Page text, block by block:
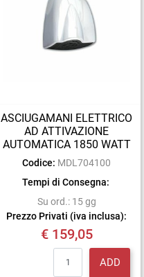
ASCIUGAMANI ELETTRICO
AD ATTIVAZIONE
AUTOMATICA 1850 WATT
Codice: MDL704100
Tempi di Consegna:
Su ord.: 15 gg
Prezzo Privati (iva inclusa):
€ 159,05
ADD